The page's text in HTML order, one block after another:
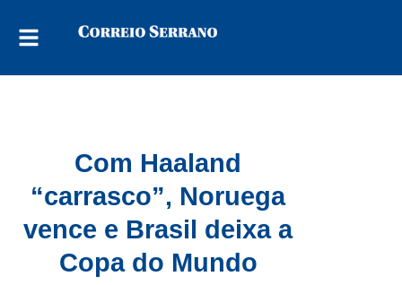
Com Haaland
“carrasco”, Noruega
vence e Brasil deixa a
Copa do Mundo